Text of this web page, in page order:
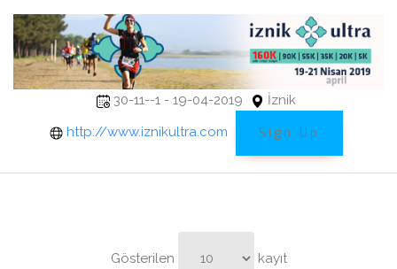
30-11--1 - 19-04-2019 İznik
http://www.iznikultra.com Sign Up
Gösterilen kayıt